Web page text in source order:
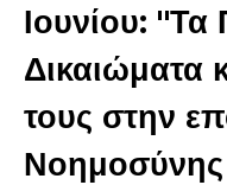
Ιουνίου: "Τα
Δικαιώματα
τους στην